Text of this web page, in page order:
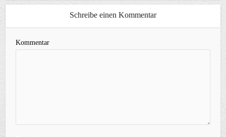
Schreibe einen Kommentar
Kommentar